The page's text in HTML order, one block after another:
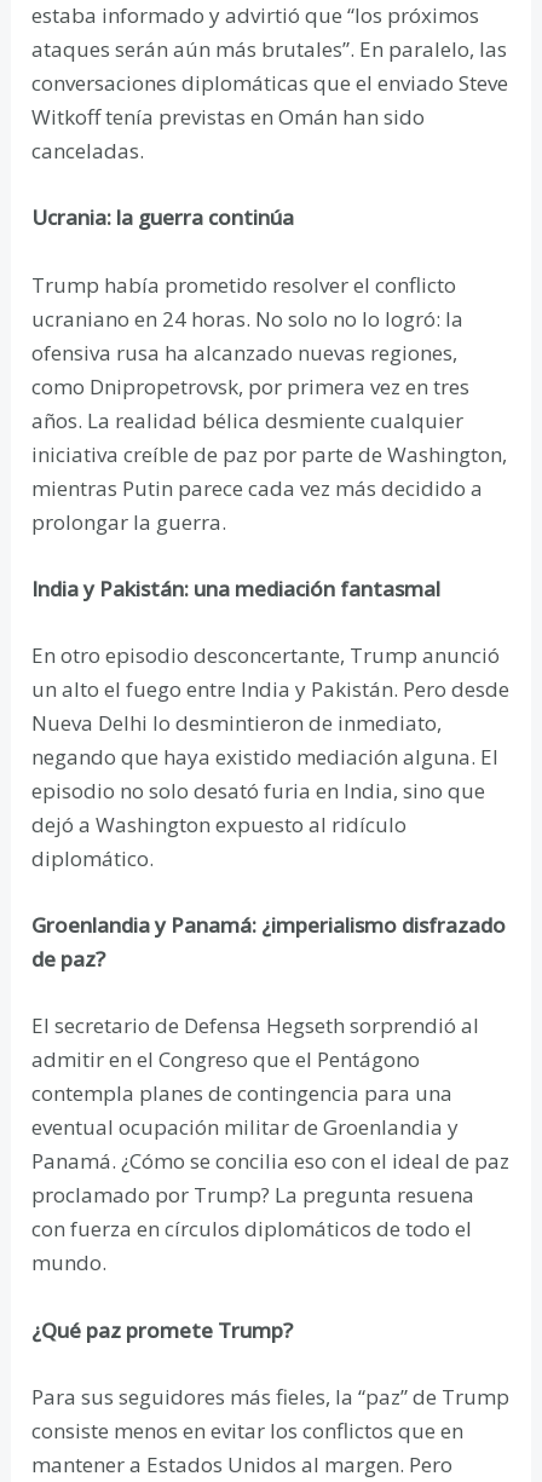
estaba informado y advirtió que “los próximos
ataques serán aún más brutales”. En paralelo, las
conversaciones diplomáticas que el enviado Steve
Witkoff tenía previstas en Omán han sido
canceladas.
Ucrania: la guerra continúa
Trump había prometido resolver el conflicto
ucraniano en 24 horas. No solo no lo logró: la
ofensiva rusa ha alcanzado nuevas regiones,
como Dnipropetrovsk, por primera vez en tres
años. La realidad bélica desmiente cualquier
iniciativa creíble de paz por parte de Washington,
mientras Putin parece cada vez más decidido a
prolongar la guerra.
India y Pakistán: una mediación fantasmal
En otro episodio desconcertante, Trump anunció
un alto el fuego entre India y Pakistán. Pero desde
Nueva Delhi lo desmintieron de inmediato,
negando que haya existido mediación alguna. El
episodio no solo desató furia en India, sino que
dejó a Washington expuesto al ridículo
diplomático.
Groenlandia y Panamá: ¿imperialismo disfrazado
de paz?
El secretario de Defensa Hegseth sorprendió al
admitir en el Congreso que el Pentágono
contempla planes de contingencia para una
eventual ocupación militar de Groenlandia y
Panamá. ¿Cómo se concilia eso con el ideal de paz
proclamado por Trump? La pregunta resuena
con fuerza en círculos diplomáticos de todo el
mundo.
¿Qué paz promete Trump?
Para sus seguidores más fieles, la “paz” de Trump
consiste menos en evitar los conflictos que en
mantener a Estados Unidos al margen. Pero